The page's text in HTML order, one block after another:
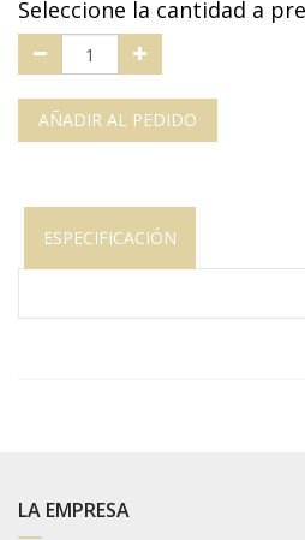
Seleccione la cantidad a
AÑADIR AL PEDIDO
ESPECIFICACIÓN
LA EMPRESA